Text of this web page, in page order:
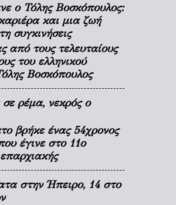
ο Τόλης Βοσκόπουλος:
και μια ζωή
συγκινήσεις
από τους τελευταίους
του ελληνικού
Βοσκόπουλος
ρέμα, νεκρός ο
βρήκε ένας 54χρονος
έγινε στο 11ο
στην Ήπειρο, 14 στο